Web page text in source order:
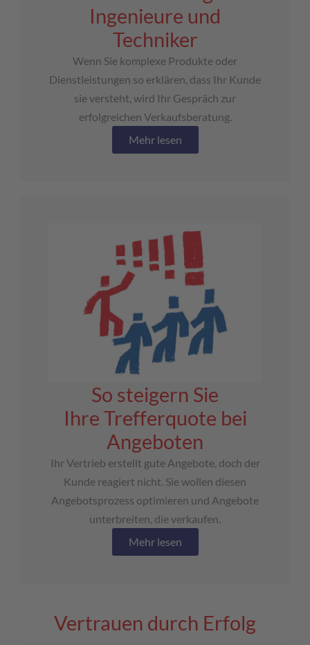
Ingenieure und
Techniker
Wenn Sie komplexe Produkte oder
Dienstleistungen so erklären, dass Ihr Kunde
sie versteht, wird Ihr Gespräch zur
erfolgreichen Verkaufsberatung.
Mehr lesen
So steigern Sie
Ihre Trefferquote bei
Angeboten
Ihr Vertrieb erstellt gute Angebote, doch der
Kunde reagiert nicht. Sie wollen diesen
Angebotsprozess optimieren und Angebote
unterbreiten, die verkaufen.
Mehr lesen
Vertrauen durch Erfolg